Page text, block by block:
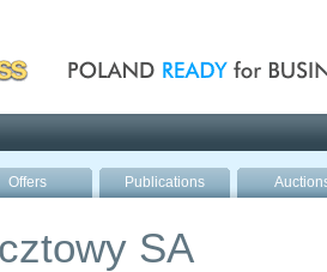
Offers Publications
SA